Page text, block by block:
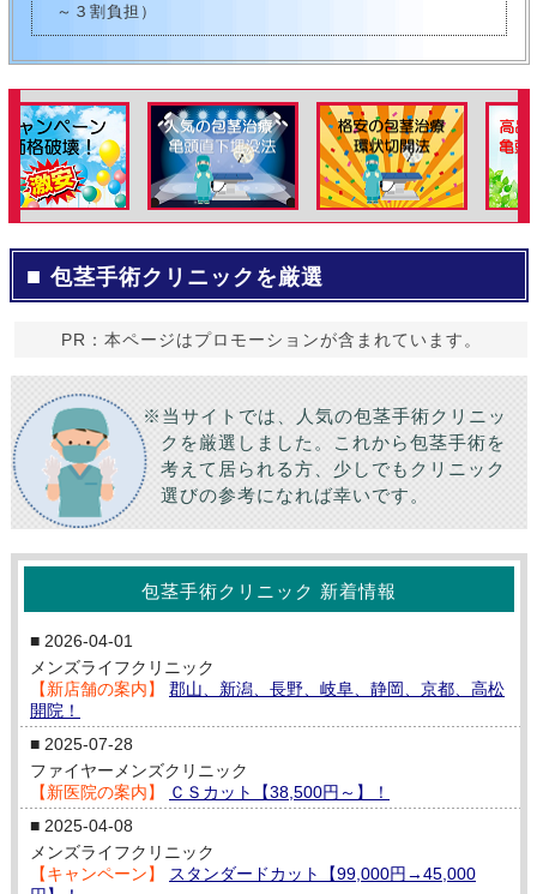
～３割負担）
包茎手術クリニックを厳選
PR：本ページはプロモーションが含まれています。
※当サイトでは、人気の包茎手術クリニッ
クを厳選しました。これから包茎手術を
考えて居られる方、少しでもクリニック
選びの参考になれば幸いです。
包茎手術クリニック 新着情報
■ 2026-04-01
メンズライフクリニック
【新店舗の案内】
郡山、新潟、長野、岐阜、静岡、京都、高松
開院！
■ 2025-07-28
ファイヤーメンズクリニック
【新医院の案内】
ＣＳカット【38,500円～】！
■ 2025-04-08
メンズライフクリニック
【キャンペーン】
スタンダードカット【99,000円→45,000